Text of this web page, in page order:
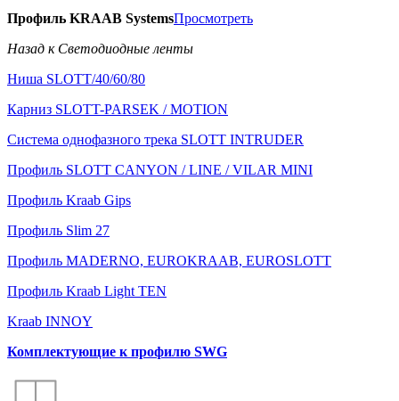
Профиль KRAAB SystemsПросмотреть
Назад к Светодиодные ленты
Ниша SLOTT/40/60/80
Карниз SLOTT-PARSEK / MOTION
Система однофазного трека SLOTT INTRUDER
Профиль SLOTT CANYON / LINE / VILAR MINI
Профиль Kraab Gips
Профиль Slim 27
Профиль MADERNO, EUROKRAAB, EUROSLOTT
Профиль Kraab Light TEN
Kraab INNOY
Комплектующие к профилю SWG